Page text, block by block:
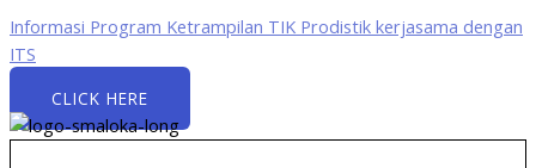
Informasi Program Ketrampilan TIK Prodistik kerjasama dengan
ITS
CLICK HERE